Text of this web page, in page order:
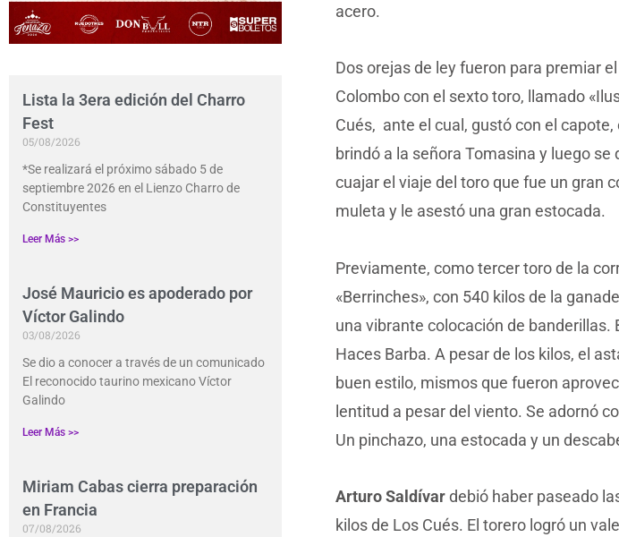
Lista la 3era edición del Charro
Fest
05/08/2026
*Se realizará el próximo sábado 5 de
septiembre 2026 en el Lienzo Charro de
Constituyentes
Leer Más >>
José Mauricio es apoderado por
Víctor Galindo
03/08/2026
Se dio a conocer a través de un comunicado
El reconocido taurino mexicano Víctor
Galindo
Leer Más >>
Miriam Cabas cierra preparación
en Francia
07/08/2026
acero.
Dos orejas de ley fueron para premiar
Colombo con el sexto toro, llamado
Cués, ante el cual, gustó con el
brindó a la señora Tomasina y luego
cuajar el viaje del toro que fue un gran
muleta y le asestó una gran estocada.
Previamente, como tercer toro de la
«Berrinches», con 540 kilos de la
una vibrante colocación de
Haces Barba. A pesar de los kilos, el
buen estilo, mismos que fueron
lentitud a pesar del viento. Se adornó
Un pinchazo, una estocada y un
Arturo Saldívardebió haber paseado
kilos de Los Cués. El torero logró un